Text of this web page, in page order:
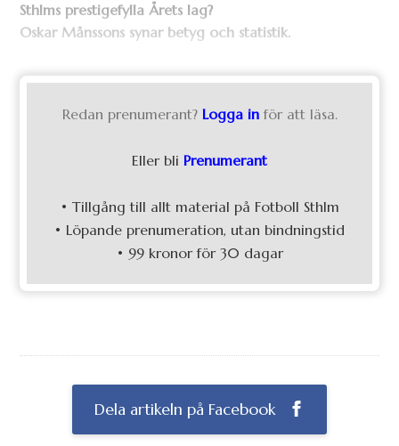
Sthlms prestigefylla Årets lag?
Oskar Månssons synar betyg och statistik.
Redan prenumerant? Logga in för att läsa.
Eller bli Prenumerant
• Tillgång till allt material på Fotboll Sthlm
• Löpande prenumeration, utan bindningstid
• 99 kronor för 30 dagar
Dela artikeln på Facebook